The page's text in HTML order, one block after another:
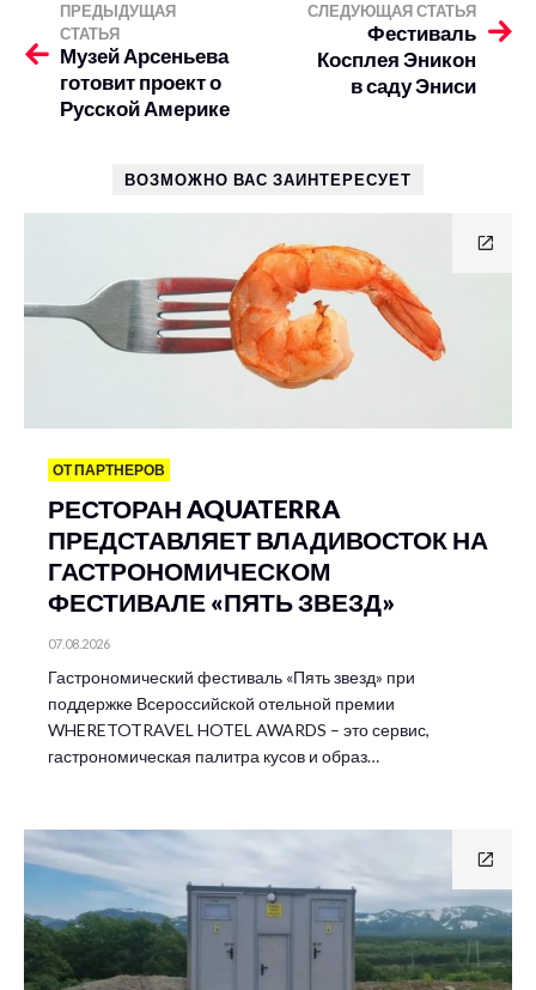
ПРЕДЫДУЩАЯ
СТАТЬЯ
Музей Арсеньева
готовит проект о
Русской Америке
СЛЕДУЮЩАЯ СТАТЬЯ
Фестиваль
Косплея Эникон
в саду Эниси
ВОЗМОЖНО ВАС ЗАИНТЕРЕСУЕТ
ОТ ПАРТНЕРОВ
РЕСТОРАН AQUATERRA
ПРЕДСТАВЛЯЕТ ВЛАДИВОСТОК НА
ГАСТРОНОМИЧЕСКОМ
ФЕСТИВАЛЕ «ПЯТЬ ЗВЕЗД»
07.08.2026
Гастрономический фестиваль «Пять звезд» при
поддержке Всероссийской отельной премии
WHERETOTRAVEL HOTEL AWARDS – это сервис,
гастрономическая палитра кусов и образ…